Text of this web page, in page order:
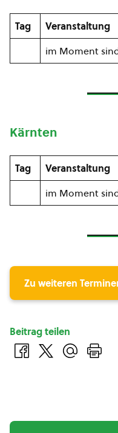
Tag
Veranstaltung
im Moment
Kärnten
Tag
Veranstaltung
im Moment
Zu weiteren
Beitrag teilen